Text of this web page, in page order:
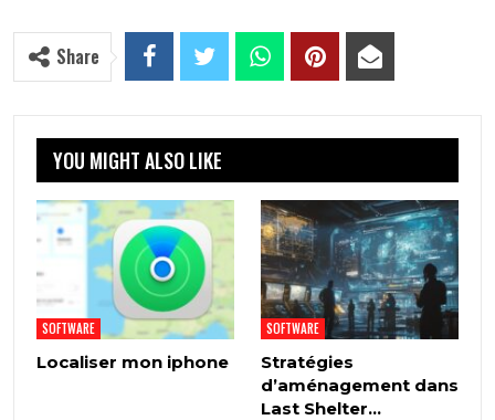
Share
YOU MIGHT ALSO LIKE
SOFTWARE
Localiser mon iphone
SOFTWARE
Stratégies
d’aménagement dans
Last Shelter…